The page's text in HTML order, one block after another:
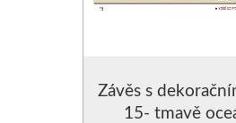
Závěs s
15- tmavě